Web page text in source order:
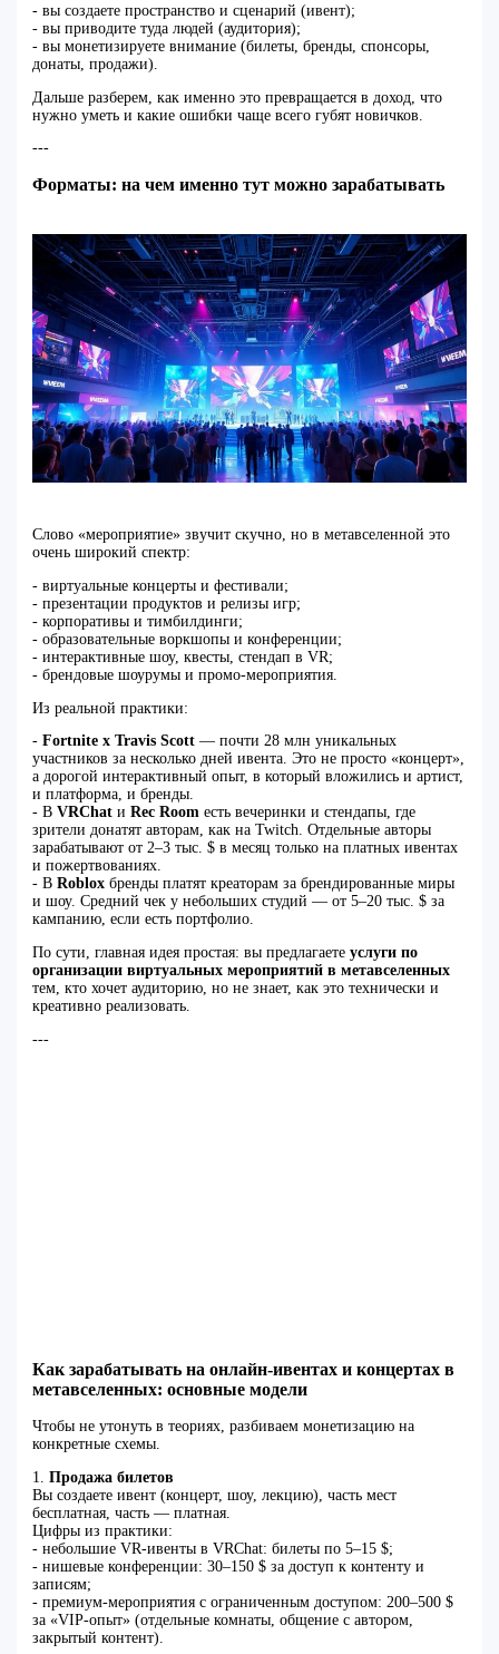
- вы создаете пространство и сценарий (ивент);
- вы приводите туда людей (аудитория);
- вы монетизируете внимание (билеты, бренды, спонсоры,
донаты, продажи).
Дальше разберем, как именно это превращается в доход, что
нужно уметь и какие ошибки чаще всего губят новичков.
---
Форматы: на чем именно тут можно зарабатывать
Слово «мероприятие» звучит скучно, но в метавселенной это
очень широкий спектр:
- виртуальные концерты и фестивали;
- презентации продуктов и релизы игр;
- корпоративы и тимбилдинги;
- образовательные воркшопы и конференции;
- интерактивные шоу, квесты, стендап в VR;
- брендовые шоурумы и промо‑мероприятия.
Из реальной практики:
-Fortnite x Travis Scott — почти 28 млн уникальных
участников за несколько дней ивента. Это не просто «концерт»,
а дорогой интерактивный опыт, в который вложились и артист,
и платформа, и бренды.
- ВVRChat иRec Room есть вечеринки и стендапы, где
зрители донатят авторам, как на Twitch. Отдельные авторы
зарабатывают от 2–3 тыс. $ в месяц только на платных ивентах
и пожертвованиях.
- ВRoblox бренды платят креаторам за брендированные миры
и шоу. Средний чек у небольших студий — от 5–20 тыс. $ за
кампанию, если есть портфолио.
По сути, главная идея простая: вы предлагаетеуслуги по
организации виртуальных мероприятий в метавселенных
тем, кто хочет аудиторию, но не знает, как это технически и
креативно реализовать.
---
Как зарабатывать на онлайн-ивентах и концертах в
метавселенных: основные модели
Чтобы не утонуть в теориях, разбиваем монетизацию на
конкретные схемы.
1.Продажа билетов
Вы создаете ивент (концерт, шоу, лекцию), часть мест
бесплатная, часть — платная.
Цифры из практики:
- небольшие VR‑ивенты в VRChat: билеты по 5–15 $;
- нишевые конференции: 30–150 $ за доступ к контенту и
записям;
- премиум‑мероприятия с ограниченным доступом: 200–500 $
за «VIP‑опыт» (отдельные комнаты, общение с автором,
закрытый контент).